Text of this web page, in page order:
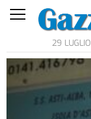
29